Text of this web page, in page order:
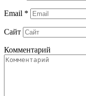
Email *
Сайт
Комментарий